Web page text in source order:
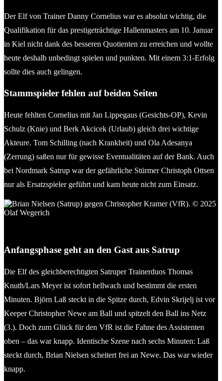
Der Elf von Trainer Danny Cornelius war es absolut wichtig, die
Qualifikation für das prestigeträchtige Hallenmasters am 10. Januar
in Kiel nicht dank des besseren Quotienten zu erreichen und wollte
heute deshalb unbedingt spielen und punkten. Mit einem 3:1-Erfolg
sollte dies auch gelingen.
Stammspieler fehlen auf beiden Seiten
Heute fehlten Cornelius mit Jan Lippegaus (Gesichts-OP), Kevin
Schulz (Knie) und Berk Akcicek (Urlaub) gleich drei wichtige
Akteure. Tom Schilling (nach Krankheit) und Ola Adesanya
(Zerrung) saßen nur für gewisse Eventualitäten auf der Bank. Auch
bei Nordmark Satrup war der gefährliche Stürmer Christoph Ottsen
nur als Ersatzspieler geführt und kam heute nicht zum Einsatz.
Anfangsphase geht an den Gast aus Satrup
Die Elf des gleichberechtigten Satruper Trainerduos Thomas
Knuth/Lars Meyer ist sofort hellwach und bestimmt die ersten
Minuten. Björn Laß steckt in die Spitze durch, Edvin Skrijelj ist vor
Keeper Christopher Newe am Ball und spitzelt den Ball ins Netz
(3.). Doch zum Glück für den VfR ist die Fahne des Assistenten
oben – das war knapp. Identische Szene nach sechs Minuten: Laß
steckt durch, Brian Nielsen scheitert frei an Newe. Das war wieder
knapp.